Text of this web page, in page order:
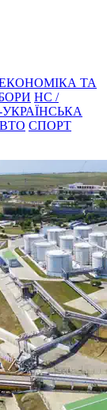
ТА
НС /
СПОРТ